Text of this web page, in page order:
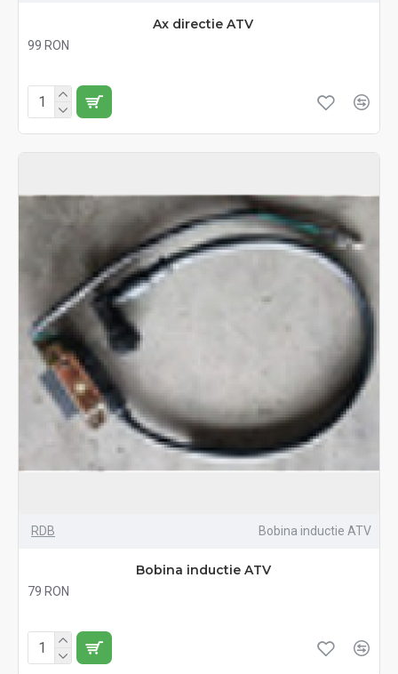
Ax directie ATV
99 RON
RDB Bobina inductie ATV
Bobina inductie ATV
79 RON